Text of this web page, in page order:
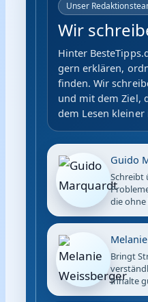
Unser
Wir
Hinter
gern erklären,
finden. Wir
und mit dem Ziel,
dem Lesen kleiner
Guido
Schreibt
die ohne
Bringt
Inhalte